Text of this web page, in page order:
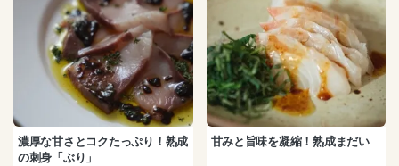
濃厚な甘さとコクたっぷり！熟成
の刺身「ぶり」
甘みと旨味を凝縮！熟成まだい